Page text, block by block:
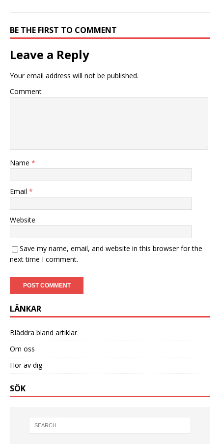
BE THE FIRST TO COMMENT
Leave a Reply
Your email address will not be published.
Comment
Name *
Email *
Website
Save my name, email, and website in this browser for the
next time I comment.
LÄNKAR
Bläddra bland artiklar
Om oss
Hör av dig
SÖK